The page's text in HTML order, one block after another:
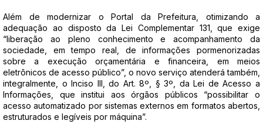
Além de modernizar o Portal da Prefeitura, otimizando a
adequação ao disposto da Lei Complementar 131, que exige
“liberação ao pleno conhecimento e acompanhamento da
sociedade, em tempo real, de informações pormenorizadas
sobre a execução orçamentária e financeira, em meios
eletrônicos de acesso público”, o novo serviço atenderá também,
integralmente, o Inciso III, do Art. 8º, § 3º, da Lei de Acesso a
Informações, que institui aos órgãos públicos “possibilitar o
acesso automatizado por sistemas externos em formatos abertos,
estruturados e legíveis por máquina”.